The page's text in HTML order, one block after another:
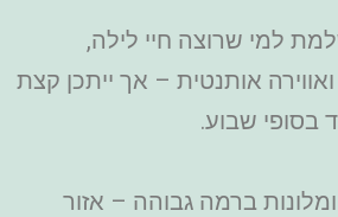
למי שרוצה חיי לילה,
אותנטית – אך ייתכן קצת
בסופי שבוע.
ברמה גבוהה – אזור